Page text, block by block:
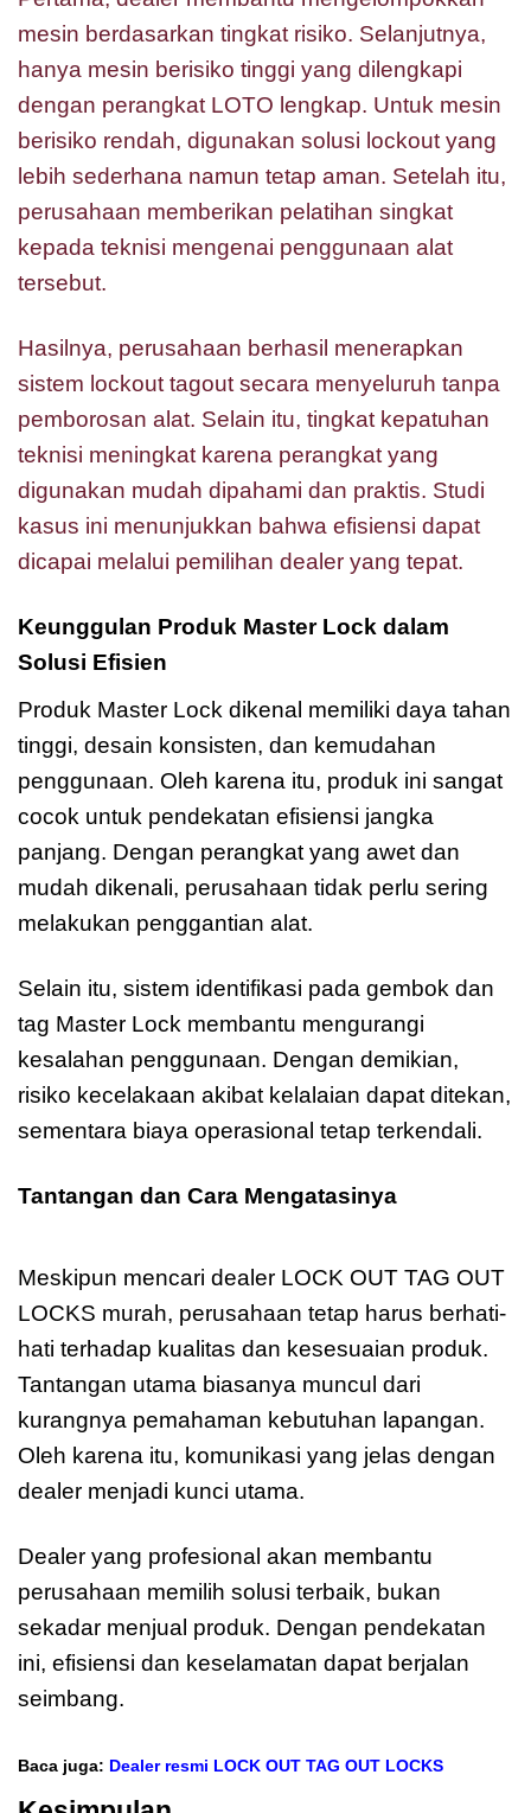
mesin berdasarkan tingkat risiko. Selanjutnya,
hanya mesin berisiko tinggi yang dilengkapi
dengan perangkat LOTO lengkap. Untuk mesin
berisiko rendah, digunakan solusi lockout yang
lebih sederhana namun tetap aman. Setelah itu,
perusahaan memberikan pelatihan singkat
kepada teknisi mengenai penggunaan alat
tersebut.
Hasilnya, perusahaan berhasil menerapkan
sistem lockout tagout secara menyeluruh tanpa
pemborosan alat. Selain itu, tingkat kepatuhan
teknisi meningkat karena perangkat yang
digunakan mudah dipahami dan praktis. Studi
kasus ini menunjukkan bahwa efisiensi dapat
dicapai melalui pemilihan dealer yang tepat.
Keunggulan Produk Master Lock dalam
Solusi Efisien
Produk Master Lock dikenal memiliki daya tahan
tinggi, desain konsisten, dan kemudahan
penggunaan. Oleh karena itu, produk ini sangat
cocok untuk pendekatan efisiensi jangka
panjang. Dengan perangkat yang awet dan
mudah dikenali, perusahaan tidak perlu sering
melakukan penggantian alat.
Selain itu, sistem identifikasi pada gembok dan
tag Master Lock membantu mengurangi
kesalahan penggunaan. Dengan demikian,
risiko kecelakaan akibat kelalaian dapat ditekan,
sementara biaya operasional tetap terkendali.
Tantangan dan Cara Mengatasinya
Meskipun mencari dealer LOCK OUT TAG OUT
LOCKS murah, perusahaan tetap harus berhati-
hati terhadap kualitas dan kesesuaian produk.
Tantangan utama biasanya muncul dari
kurangnya pemahaman kebutuhan lapangan.
Oleh karena itu, komunikasi yang jelas dengan
dealer menjadi kunci utama.
Dealer yang profesional akan membantu
perusahaan memilih solusi terbaik, bukan
sekadar menjual produk. Dengan pendekatan
ini, efisiensi dan keselamatan dapat berjalan
seimbang.
Baca juga: Dealer resmi LOCK OUT TAG OUT LOCKS